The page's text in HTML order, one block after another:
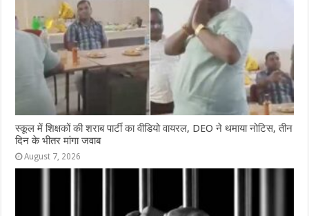
स्कूल में शिक्षकों की शराब पार्टी का वीडियो वायरल, DEO ने थमाया नोटिस, तीन
दिन के भीतर मांगा जवाब
August 7, 2026